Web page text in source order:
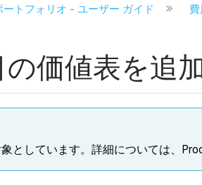
ートフォリオ - ユーザー ガイド
価値表を追
としています。詳細については、